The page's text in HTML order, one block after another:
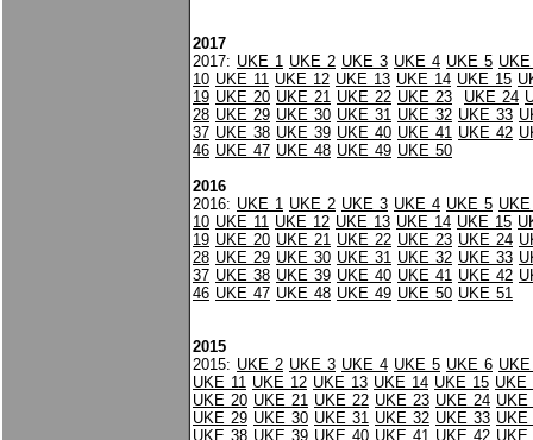
2017
2017: UKE 1 UKE 2 UKE 3 UKE 4 UKE 5
10 UKE 11 UKE 12 UKE 13 UKE 14 UKE 15
19 UKE 20 UKE 21 UKE 22 UKE 23 UKE 24
28 UKE 29 UKE 30 UKE 31 UKE 32 UKE 33
37 UKE 38 UKE 39 UKE 40 UKE 41 UKE 42
46 UKE 47 UKE 48 UKE 49 UKE 50
2016
2016: UKE 1 UKE 2 UKE 3 UKE 4 UKE 5
10 UKE 11 UKE 12 UKE 13 UKE 14 UKE 15
19 UKE 20 UKE 21 UKE 22 UKE 23 UKE 24
28 UKE 29 UKE 30 UKE 31 UKE 32 UKE 33
37 UKE 38 UKE 39 UKE 40 UKE 41 UKE 42
46 UKE 47 UKE 48 UKE 49 UKE 50 UKE 51
2015
2015: UKE 2 UKE 3 UKE 4 UKE 5 UKE 6
UKE 11 UKE 12 UKE 13 UKE 14 UKE 15 UKE
UKE 20 UKE 21 UKE 22 UKE 23 UKE 24 UKE
UKE 29 UKE 30 UKE 31 UKE 32 UKE 33 UKE
UKE 38 UKE 39 UKE 40 UKE 41 UKE 42 UKE